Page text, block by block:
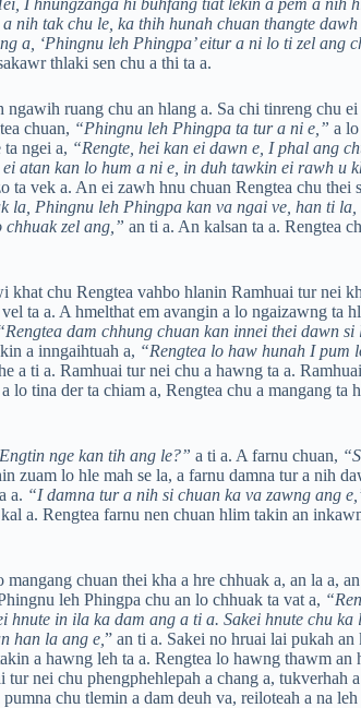
I hnungzanga hi buhfang tiat lekin a pem a nih
nih tak chu le, ka thih hunah chuan thangte
a, ‘Phingnu leh Phingpa’ eitur a ni lo ti zel ang
thlaki sen chu a thi ta a.
ruang chu an hlang a. Sa chi tinreng chu
chuan, “Phingnu leh Phingpa ta tur a ni e,” a
ngei a, “Rengte, hei kan ei dawn e, I phal ang
atan kan lo hum a ni e, in duh tawkin ei rawh u
ta vek a. An ei zawh hnu chuan Rengtea chu thei
la, Phingnu leh Phingpa kan va ngai ve, han ti
zel ang,” an ti a. An kalsan ta a. Rengtea
khat chu Rengtea vahbo hlanin Ramhuai tur nei
ta a. A hmelthat em avangin a lo ngaizawng ta
dam chhung chuan kan innei thei dawn si
a inngaihtuah a, “Rengtea lo haw hunah I pum
a ti a. Ramhuai tur nei chu a hawng ta a.
tina der ta chiam a, Rengtea chu a mangang ta
nge kan tih ang le?” a ti a. A farnu chuan,
zuam lo hle mah se la, a farnu damna tur a nih
a. “I damna tur a nih si chuan ka va zawng ang
a. Rengtea farnu nen chuan hlim takin an
chuan thei kha a hre chhuak a, an la a,
leh Phingpa chu an lo chhuak ta vat a,
hnute in ila ka dam ang a ti a. Sakei hnute chu ka
han la ang e, ” an ti a. Sakei no hruai lai pukah an
a hawng leh ta a. Rengtea lo hawng thawm an
nei chu phengphehlepah a chang a, tukverhah
chu tlemin a dam deuh va, reiloteah a na leh